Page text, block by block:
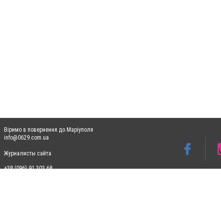
Віримо в повернення до Маріуполя
info@0629.com.ua
Журналисты сайта
+38 (096) 91 303 68